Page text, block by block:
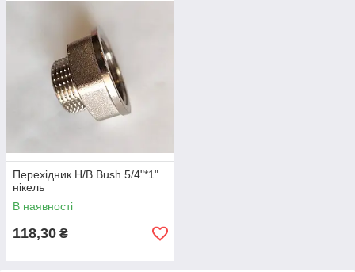
Перехідник Н/В Bush 5/4"*1"
нікель
В наявності
118,30 ₴